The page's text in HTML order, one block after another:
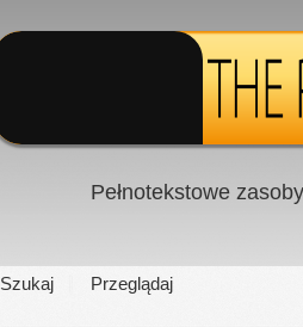
Pełnotekstowe
Szukaj Przeglądaj